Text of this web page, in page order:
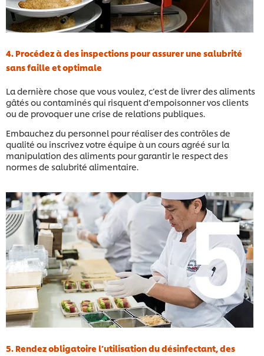
4. Procédez à des inspections pour assurer une salubrité
sans faille et optimale
La dernière chose que vous voulez, c’est de livrer des aliments
gâtés ou contaminés qui risquent d’empoisonner vos clients
ou de provoquer une crise de relations publiques.
Embauchez du personnel pour réaliser des contrôles de
qualité ou inscrivez votre équipe à un cours agréé sur la
manipulation des aliments pour garantir le respect des
normes de salubrité alimentaire.
5. Rendez obligatoire l’utilisation du désinfectant, des